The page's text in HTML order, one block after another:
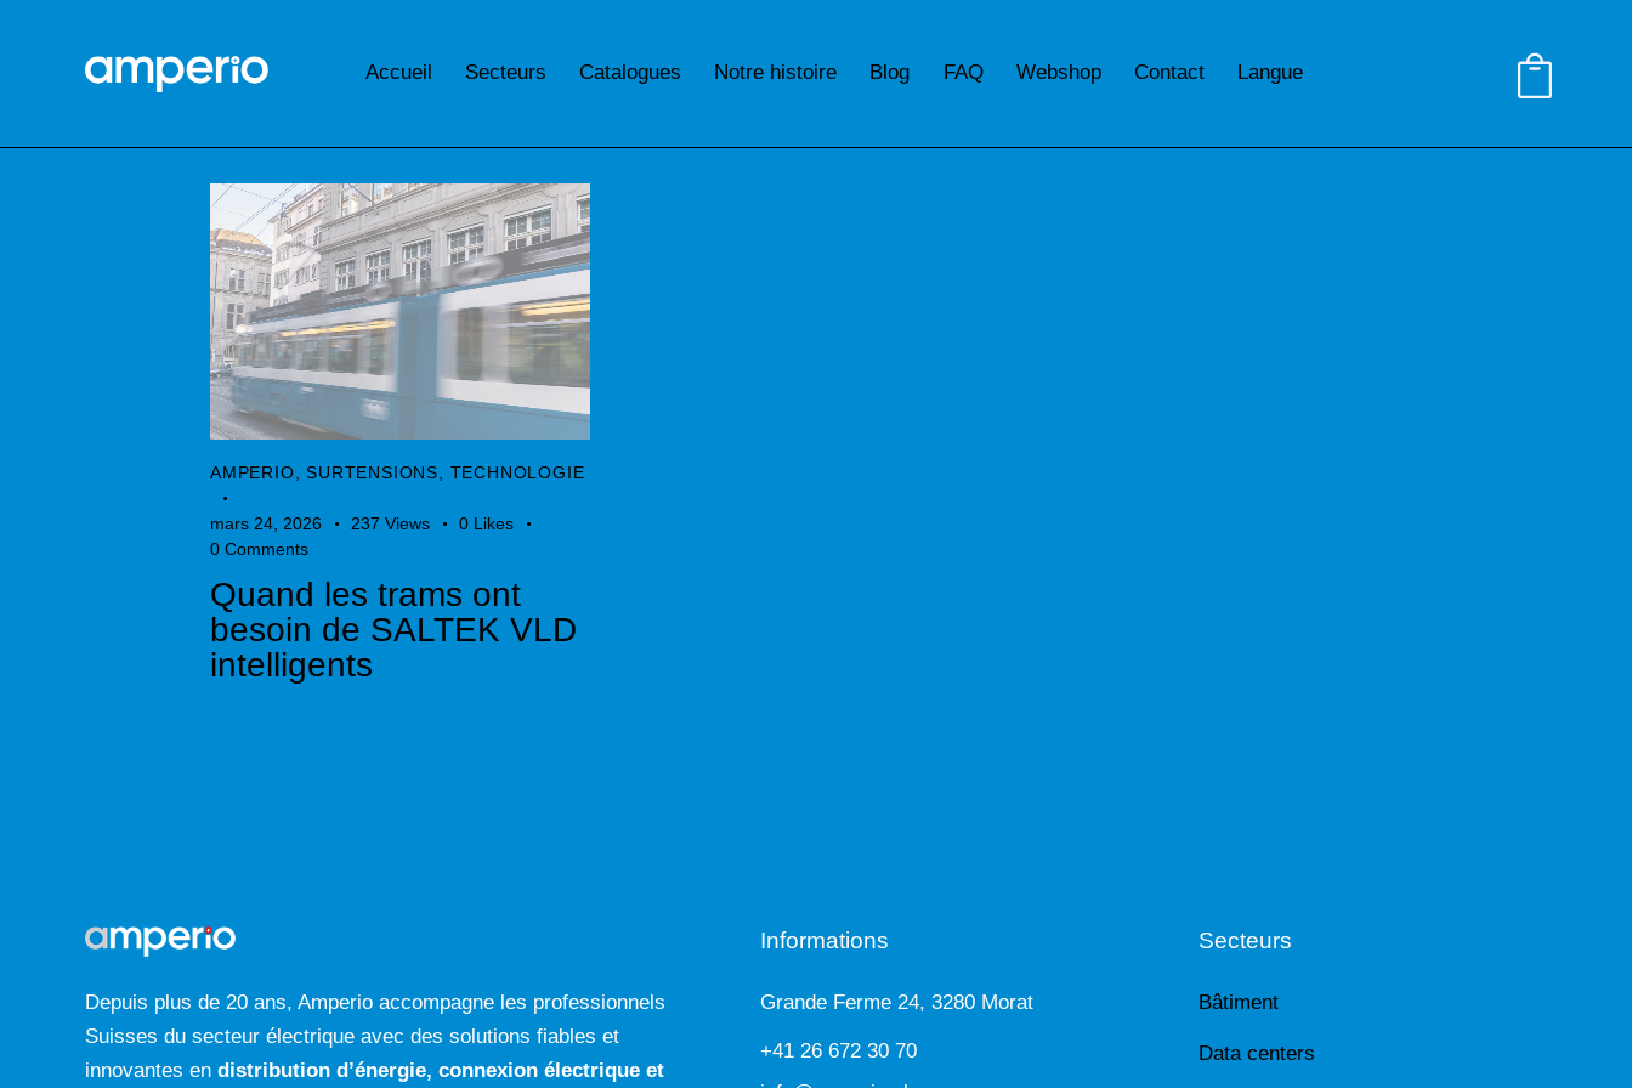
Accueil Secteurs Catalogues Notre histoire Blog FAQ Webshop Contact Langue
AMPERIO ,SURTENSIONS TECHNOLOGIE
mars 24, 2026 237 Views 0 Likes
0 Comments
Quand les trams ont
besoin de SALTEK VLD
intelligents
Depuis plus de 20 ans, Amperio accompagne les professionnels
Suisses du secteur électrique avec des solutions fiables et
innovantes en distribution d’énergie, connexion électrique et
Informations
Grande Ferme 24, 3280 Morat
+41 26 672 30 70
Secteurs
Bâtiment
Data centers